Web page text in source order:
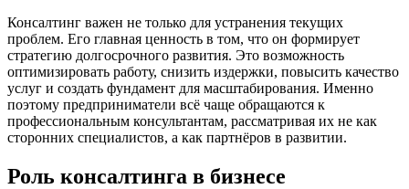
Консалтинг важен не только для устранения текущих
проблем. Его главная ценность в том, что он формирует
стратегию долгосрочного развития. Это возможность
оптимизировать работу, снизить издержки, повысить качество
услуг и создать фундамент для масштабирования. Именно
поэтому предприниматели всё чаще обращаются к
профессиональным консультантам, рассматривая их не как
сторонних специалистов, а как партнёров в развитии.
Роль консалтинга в бизнесе